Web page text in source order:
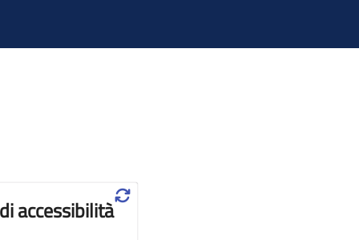
accessibilità